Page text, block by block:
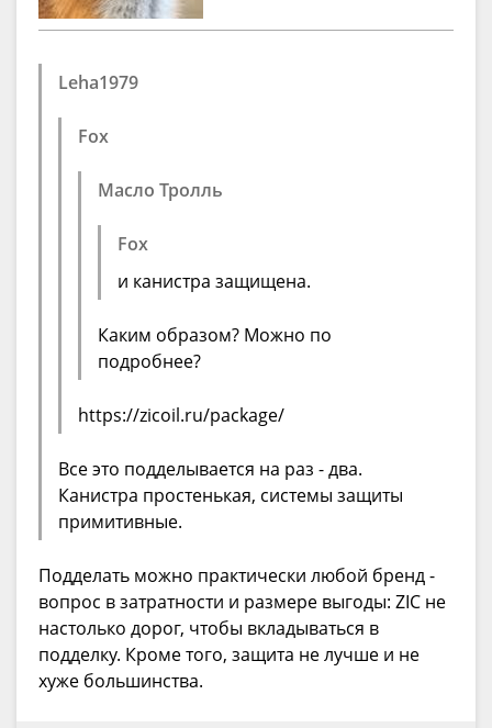
Leha1979
Fox
Масло Тролль
Fox
и канистра защищена.
Каким образом? Можно по
подробнее?
https://zicoil.ru/package/
Все это подделывается на раз - два.
Канистра простенькая, системы защиты
примитивные.
Подделать можно практически любой бренд -
вопрос в затратности и размере выгоды: ZIC не
настолько дорог, чтобы вкладываться в
подделку. Кроме того, защита не лучше и не
хуже большинства.